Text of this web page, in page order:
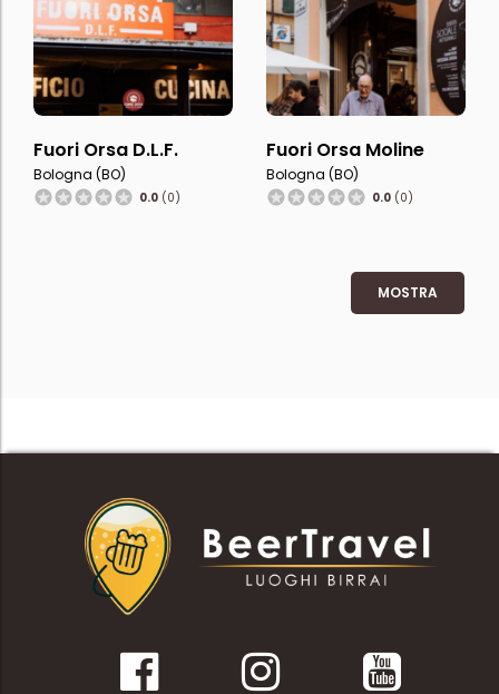
Fuori Orsa D.L.F.
Bologna (BO)
0.0 (0)
Fuori Orsa Moline
Bologna (BO)
0.0 (0)
MOSTRA